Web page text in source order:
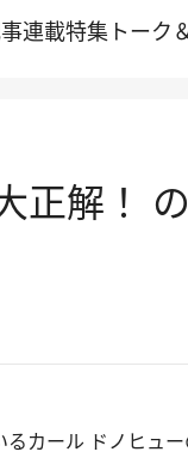
連載特集 トーク
正解！
カール ドノヒュ